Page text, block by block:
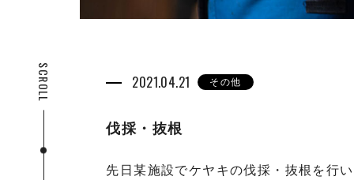
SCROLL 2021.04.21 その他
伐採・抜根
先日某施設でケヤキの伐採・抜根を行